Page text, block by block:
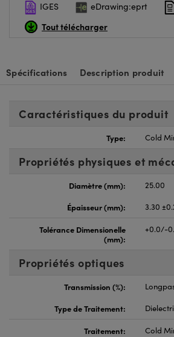
IGES
eDrawing:eprt
Tout télécharger
Spécifications Description produit
Caractéristiques du produit
Type: Cold
Propriétés physiques et
Diamètre (mm):
25.00
Épaisseur (mm):
3.30
Tolérance Dimensionelle
(mm):
+0.0/-
Propriétés optiques
Transmission (%):
Type de Traitement:
Traitement:
Cold